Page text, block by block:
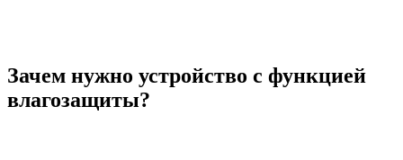
Зачем нужно устройство с функцией
влагозащиты?